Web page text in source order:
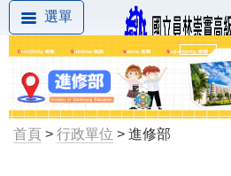
選單
首頁 > 行政單位 > 進修部